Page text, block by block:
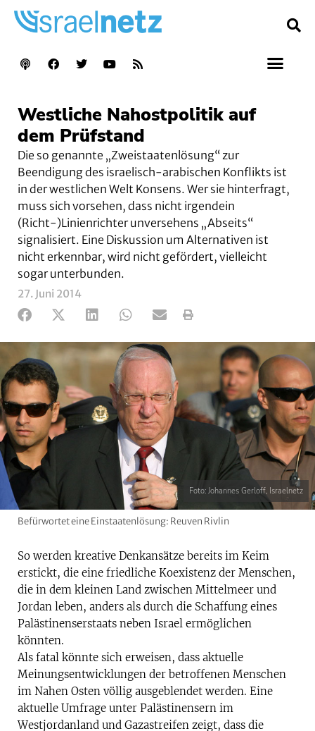
Westliche Nahostpolitik auf
dem Prüfstand
Die so genannte „Zweistaatenlösung“ zur
Beendigung des israelisch-arabischen Konflikts ist
in der westlichen Welt Konsens. Wer sie hinterfragt,
muss sich vorsehen, dass nicht irgendein
(Richt-)Linienrichter unversehens „Abseits“
signalisiert. Eine Diskussion um Alternativen ist
nicht erkennbar, wird nicht gefördert, vielleicht
sogar unterbunden.
27. Juni 2014
Foto: Johannes Gerloff, Israelnetz
Befürwortet eine Einstaatenlösung: Reuven Rivlin
So werden kreative Denkansätze bereits im Keim
erstickt, die eine friedliche Koexistenz der Menschen,
die in dem kleinen Land zwischen Mittelmeer und
Jordan leben, anders als durch die Schaffung eines
Palästinenserstaats neben Israel ermöglichen
könnten.
Als fatal könnte sich erweisen, dass aktuelle
Meinungsentwicklungen der betroffenen Menschen
im Nahen Osten völlig ausgeblendet werden. Eine
aktuelle Umfrage unter Palästinensern im
Westjordanland und Gazastreifen zeigt, dass die